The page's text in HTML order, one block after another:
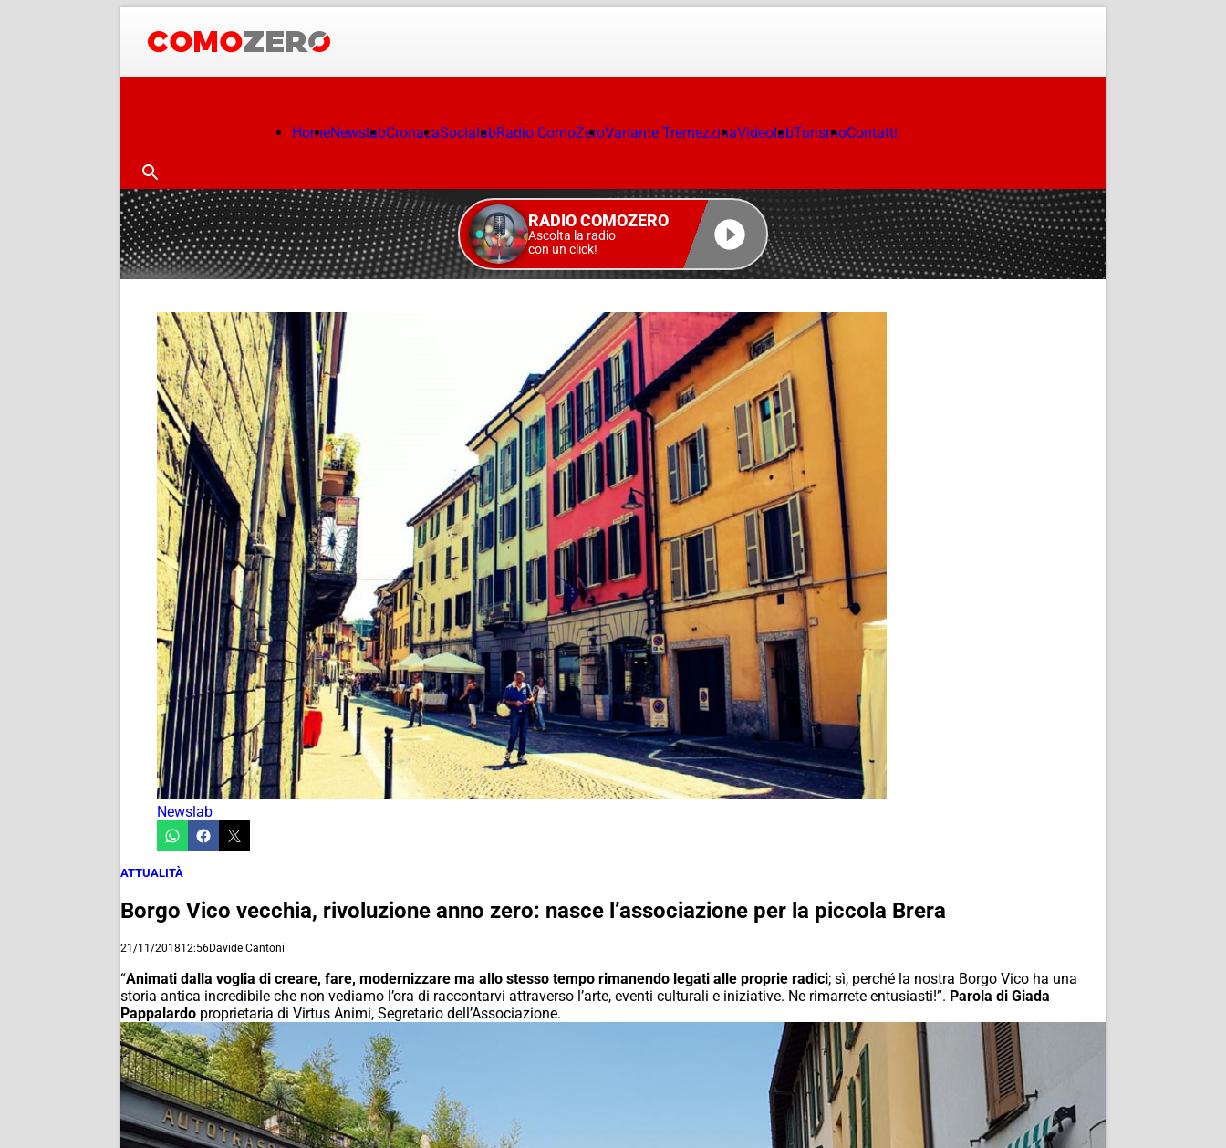
HomeNewslabCronacaSocialabRadio ComoZeroVariante TremezzinaVideolabTurismoContatti
RADIO COMOZERO
Ascolta la radio
con un click!
Newslab
ATTUALITÀ
Borgo Vico vecchia, rivoluzione anno zero: nasce l’associazione per la piccola Brera
21/11/201812:56Davide Cantoni
“Animati dalla voglia di creare, fare, modernizzare ma allo stesso tempo rimanendo legati alle proprie radici; sì, perché la nostra Borgo Vico ha una
storia antica incredibile che non vediamo l’ora di raccontarvi attraverso l’arte, eventi culturali e iniziative. Ne rimarrete entusiasti!”. Parola di Giada
Pappalardo proprietaria di Virtus Animi, Segretario dell’Associazione.